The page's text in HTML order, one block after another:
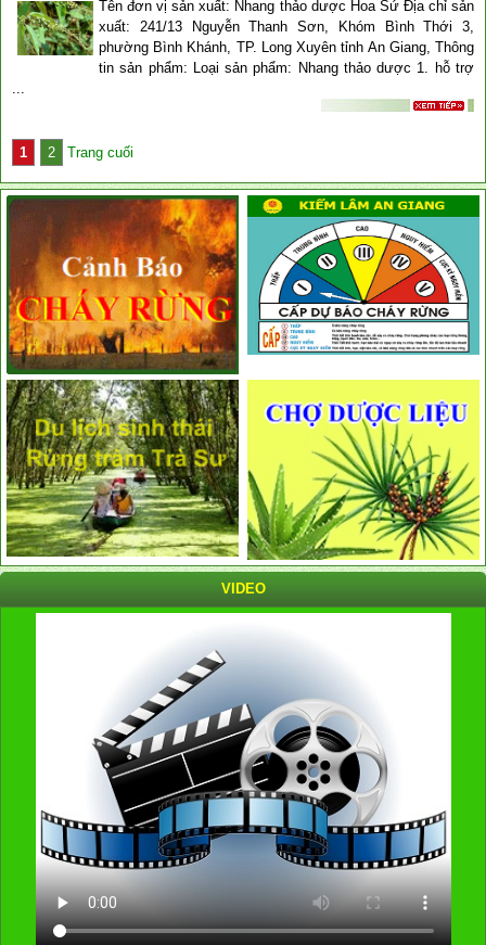
Tên đơn vị sản xuất: Nhang thảo dược Hoa Sứ Địa chỉ sản
xuất: 241/13 Nguyễn Thanh Sơn, Khóm Bình Thới 3,
phường Bình Khánh, TP. Long Xuyên tỉnh An Giang, Thông
tin sản phẩm: Loại sản phẩm: Nhang thảo dược 1. hỗ trợ
1 2 Trang cuối
VIDEO